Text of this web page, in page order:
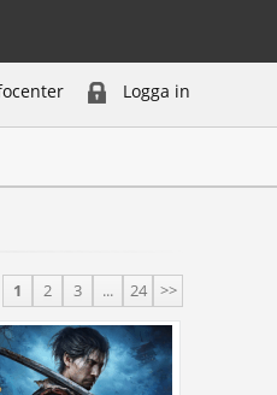
Logga in
1 2 3 ... 24 >>